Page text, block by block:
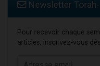
Newsletter
Pour recevoir chaque
articles, inscrivez-vous